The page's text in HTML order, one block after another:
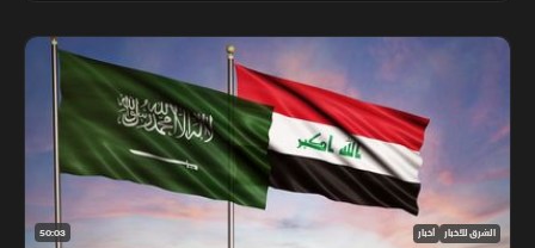
50:03 الشرق للأخبار أخبار